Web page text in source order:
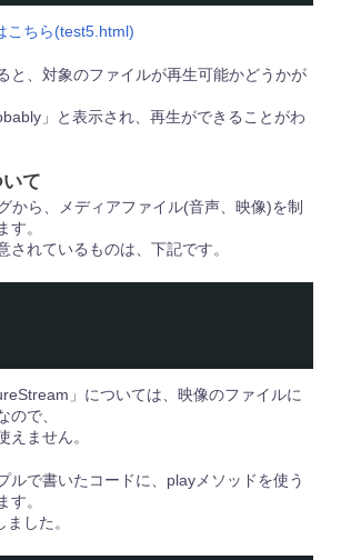
こちら(test5.html)
と、対象のファイルが再生可能かどうかが
」と表示され、再生ができることがわ
て
から、メディアファイル(音声、映像)を制
す。
されているものは、下記です。
」については、映像のファイルに
ので、
えません。
ルで書いたコードに、playメソッドを使う
す。
した。